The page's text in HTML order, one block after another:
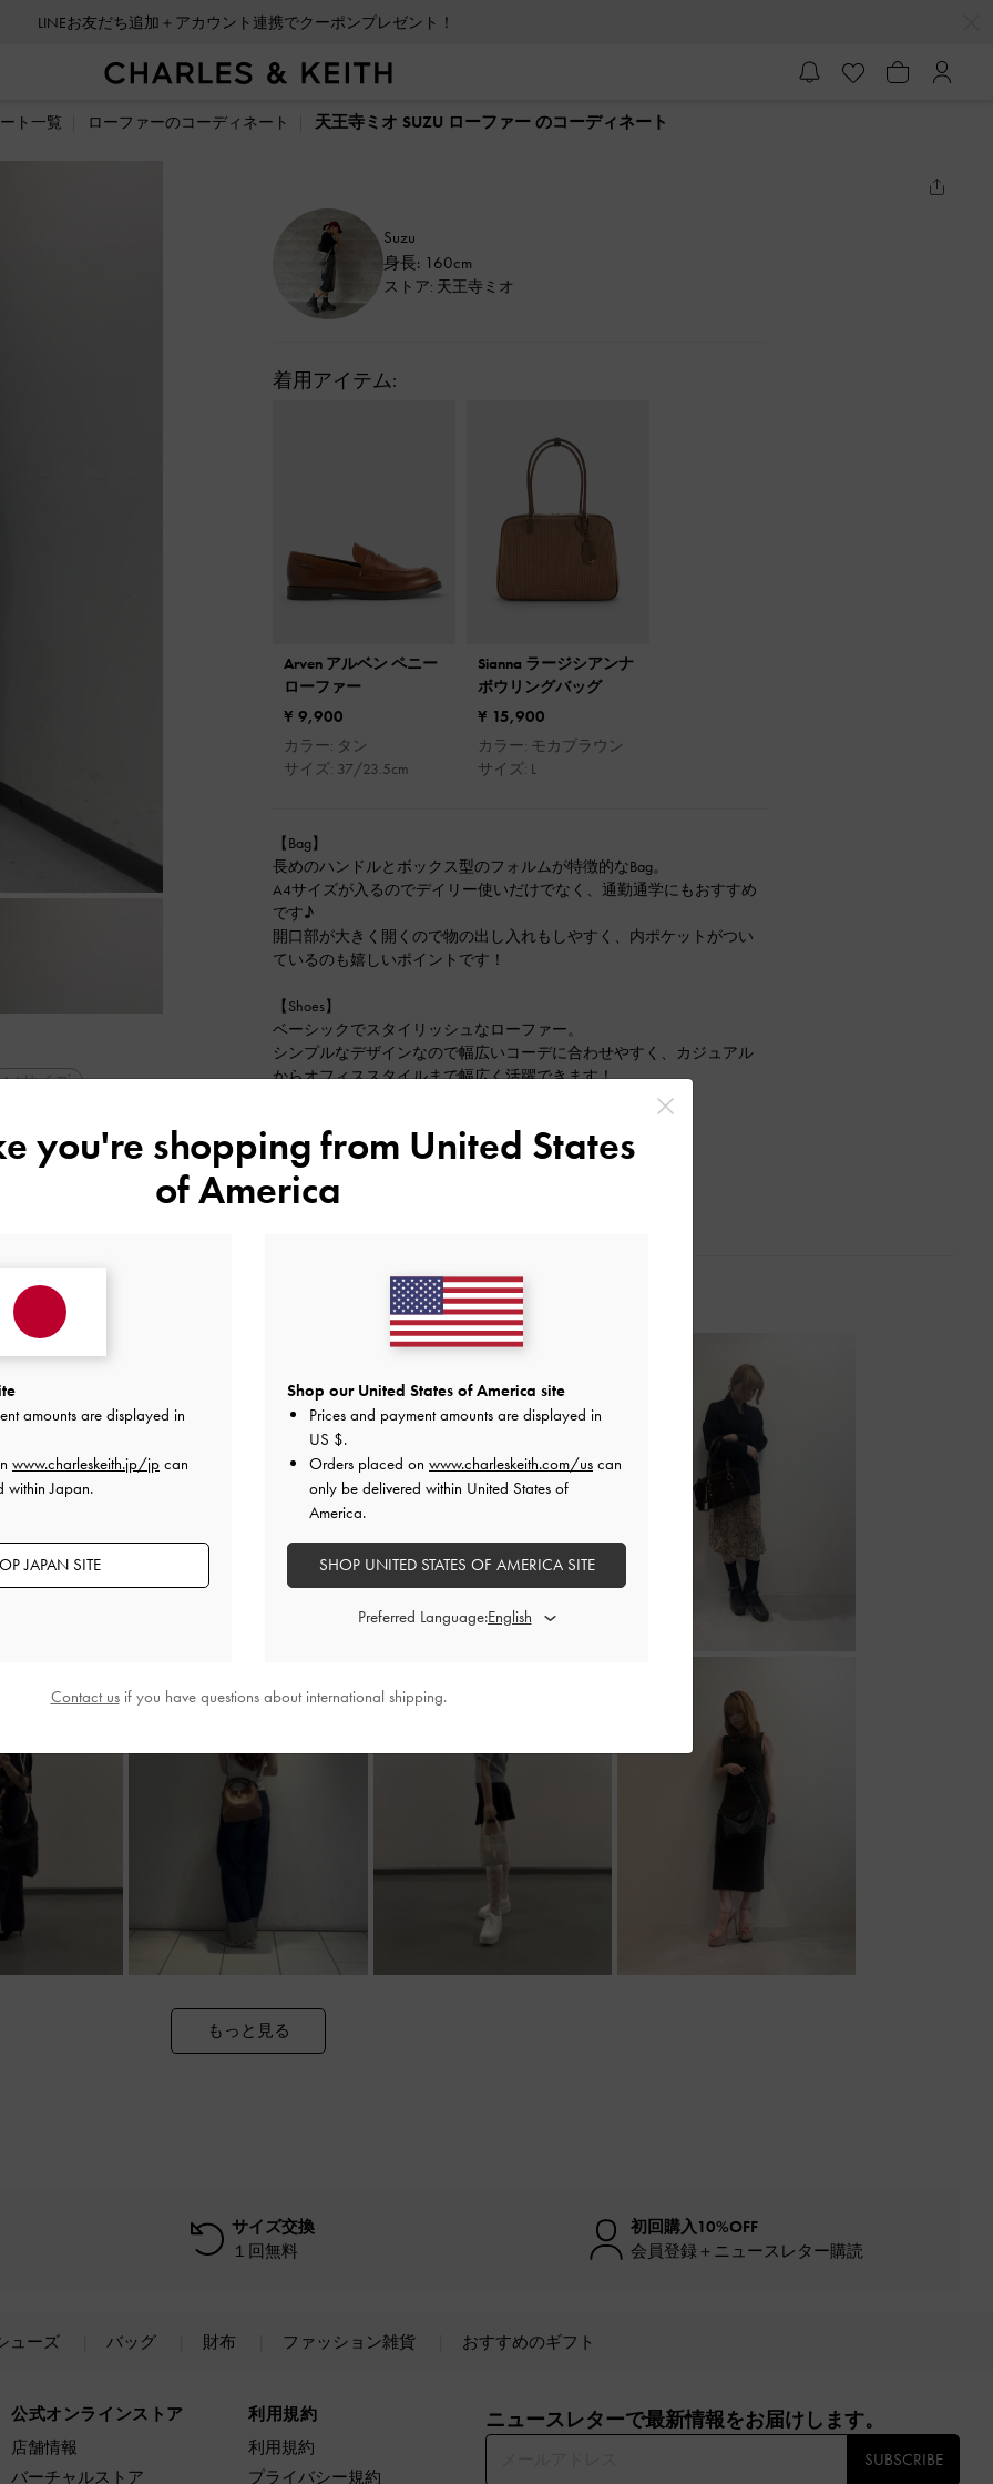
LINEお友だち追加＋アカウント連携でクーポンプレゼント！
ト一覧 ローファーのコーディネート 天王寺ミオ SUZU ローファー のコーディネート
A4サイズ
定番アイテム
Suzu
身長: 160cm
ストア: 天王寺ミオ
着用アイテム:
Arven アルベン ペニー
ローファー
¥ 9,900
カラー: タン
サイズ: 37/23.5cm
Sianna ラージシアンナ
ボウリングバッグ
¥ 15,900
カラー: モカブラウン
サイズ: L
【Bag】
長めのハンドルとボックス型のフォルムが特徴的なBag。
A4サイズが入るのでデイリー使いだけでなく、通勤通学にもおすすめ
です♪
開口部が大きく開くので物の出し入れもしやすく、内ポケットがつい
ているのも嬉しいポイントです！
【Shoes】
ベーシックでスタイリッシュなローファー。
シンプルなデザインなので幅広いコーデに合わせやすく、カジュアル
からオフィススタイルまで幅広く活躍できます！
2025-10-06 にアップロード
もっと見る
サイズ交換
１回無料
初回購入10%OFF
会員登録＋ニュースレター購読
ューズ バッグ 財布 ファッション雑貨 おすすめのギフト
公式オンラインストア
店舗情報
バーチャルストア
利用規約
利用規約
プライバシー規約
ニュースレターで最新情報をお届けします。​
SUBSCRIBE
you're shopping from United States
of America
amounts are displayed in
www.charleskeith.jp/jp can
within Japan.
JAPAN SITE
Shop our United States of America site
Prices and payment amounts are displayed in
US $.
Orders placed on www.charleskeith.com/us can
only be delivered within United States of
America.
SHOP UNITED STATES OF AMERICA SITE
Preferred Language:
Contact usif you have questions about international shipping.